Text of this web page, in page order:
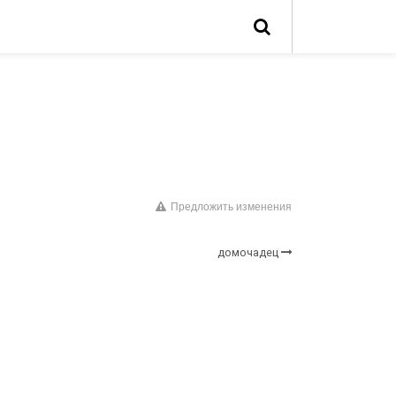
Предложить изменения
домочадец